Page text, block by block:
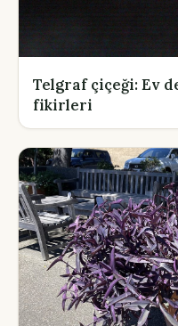
Telgraf çiçeği: Ev
fikirleri